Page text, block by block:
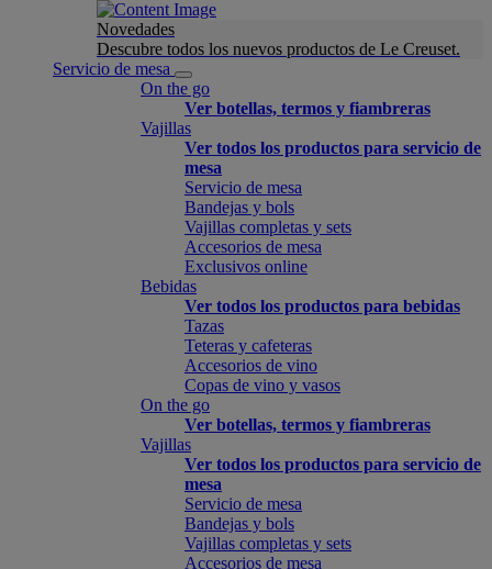
Novedades
Descubre todos los nuevos productos de Le Creuset.
Servicio de mesa
On the go
Ver botellas, termos y fiambreras
Vajillas
Ver todos los productos para servicio de
mesa
Servicio de mesa
Bandejas y bols
Vajillas completas y sets
Accesorios de mesa
Exclusivos online
Bebidas
Ver todos los productos para bebidas
Tazas
Teteras y cafeteras
Accesorios de vino
Copas de vino y vasos
On the go
Ver botellas, termos y fiambreras
Vajillas
Ver todos los productos para servicio de
mesa
Servicio de mesa
Bandejas y bols
Vajillas completas y sets
Accesorios de mesa